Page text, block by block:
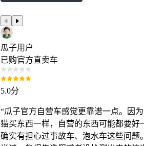
瓜子用户
已购官方直卖车
5.0分
“瓜子官方自营车感觉更靠谱一点。因
猫买东西一样，自营的东西可能都要
确实有担心过事故车、泡水车这些问